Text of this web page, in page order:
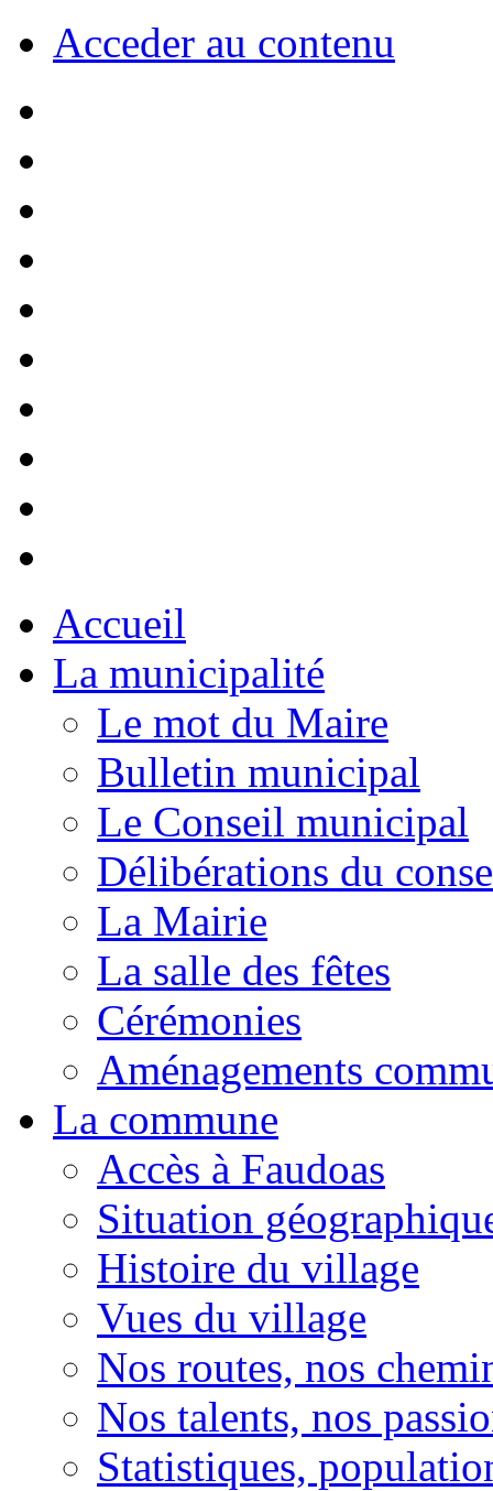
Acceder au contenu
Accueil
La municipalité
Le mot du Maire
Bulletin municipal
Le Conseil municipal
Délibérations du
La Mairie
La salle des fêtes
Cérémonies
Aménagements
La commune
Accès à Faudoas
Situation
Histoire du village
Vues du village
Nos routes, nos
Nos talents, nos
Statistiques,